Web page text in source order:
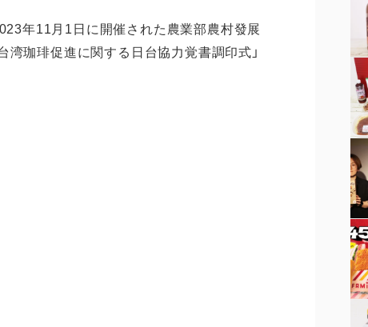
年11月1日に開催された農業部農村發展
湾珈琲促進に関する日台協力覚書調印式」